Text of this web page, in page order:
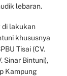
lebaran.
di lakukan
khususnya
Tisai (CV.
Sinar Bintuni),
Kampung